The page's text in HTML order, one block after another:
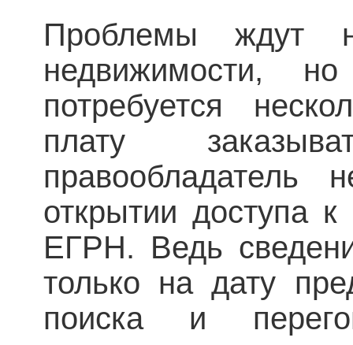
Проблемы ждут
недвижимости,
потребуется
плату
правообладатель
открытии доступа
ЕГРН. Ведь
только на дату
поиска и